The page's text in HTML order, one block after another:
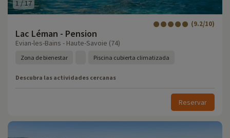
1 /17
Lac Léman - Pension
(9.2/10)
Evian-les-Bains - Haute-Savoie (74)
Zona de bienestar Piscina cubierta climatizada
Descubra las actividades cercanas
Reservar